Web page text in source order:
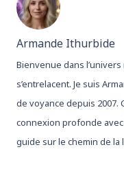
Armande Ithurbide
Bienvenue dans
s’entrelacent. Je suis
de voyance depuis 2007.
connexion profonde
guide sur le chemin de la